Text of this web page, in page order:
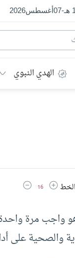
-
07أغسطس2026
الهدي النبوي
الخطزيادة حجم الخط
16 تقليل حجم
واجب مرة
والصحية على